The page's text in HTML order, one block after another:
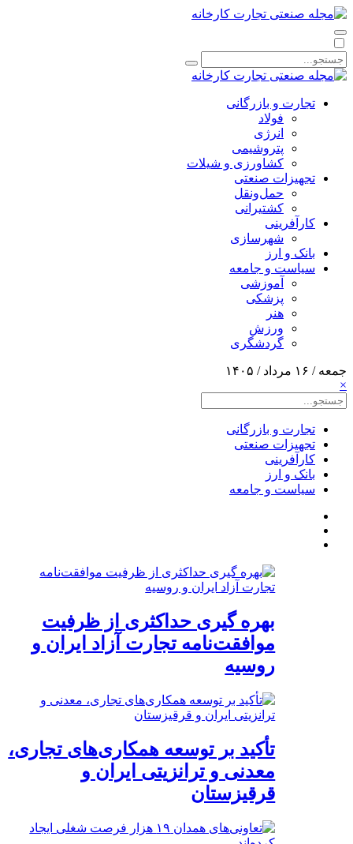
تجارت و بازرگانی
فولاد
انرژی
پتروشیمی
کشاورزی و شیلات
تجهیزات صنعتی
حمل‌و‌نقل
کشتیرانی
کارآفرینی
شهرسازی
بانک و ارز
سیاست و جامعه
آموزشی
پزشکی
هنر
ورزش
گردشگری
جمعه / ۱۶ مرداد / ۱۴۰۵
×
تجارت و بازرگانی
تجهیزات صنعتی
کارآفرینی
بانک و ارز
سیاست و جامعه
بهره گیری حداکثری از ظرفیت
موافقت‌نامه تجارت آزاد ایران و
روسیه
تأکید بر توسعه همکاری‌های تجاری،
معدنی و ترانزیتی ایران و
قرقیزستان